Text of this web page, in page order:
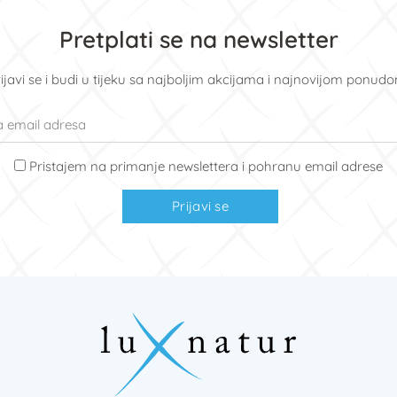
Pretplati se na newsletter
se i budi u tijeku sa najboljim akcijama i najnovijom
Pristajem na primanje newslettera i pohranu email adrese
Prijavi se